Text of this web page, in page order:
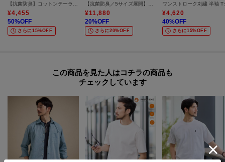
¥4,455
50%OFF
さらに15%OFF
¥11,880
20%OFF
さらに20%OFF
¥4,620
40%OFF
さらに15%OFF
この商品を見た人はコチラの商品も
チェックしています